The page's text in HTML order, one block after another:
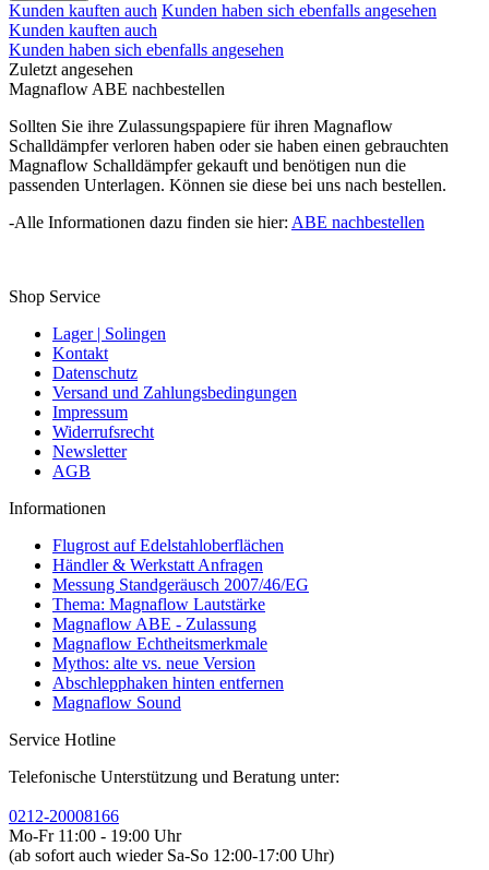
Kunden kauften auch Kunden haben sich ebenfalls angesehen
Kunden kauften auch
Kunden haben sich ebenfalls angesehen
Zuletzt angesehen
Magnaflow ABE nachbestellen
Sollten Sie ihre Zulassungspapiere für ihren Magnaflow
Schalldämpfer verloren haben oder sie haben einen gebrauchten
Magnaflow Schalldämpfer gekauft und benötigen nun die
passenden Unterlagen. Können sie diese bei uns nach bestellen.
-Alle Informationen dazu finden sie hier: ABE nachbestellen
Shop Service
Lager | Solingen
Kontakt
Datenschutz
Versand und Zahlungsbedingungen
Impressum
Widerrufsrecht
Newsletter
AGB
Informationen
Flugrost auf Edelstahloberflächen
Händler & Werkstatt Anfragen
Messung Standgeräusch 2007/46/EG
Thema: Magnaflow Lautstärke
Magnaflow ABE - Zulassung
Magnaflow Echtheitsmerkmale
Mythos: alte vs. neue Version
Abschlepphaken hinten entfernen
Magnaflow Sound
Service Hotline
Telefonische Unterstützung und Beratung unter:
0212-20008166
Mo-Fr 11:00 - 19:00 Uhr
(ab sofort auch wieder Sa-So 12:00-17:00 Uhr)